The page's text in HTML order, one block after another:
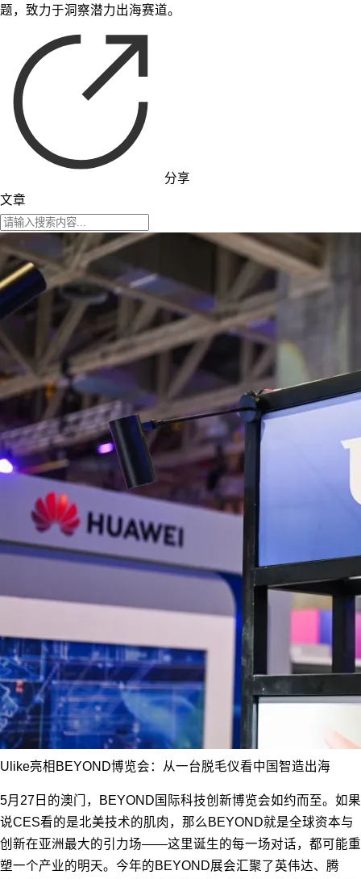
题，致力于洞察潜力出海赛道。
分享
文章
Ulike亮相BEYOND博览会：从一台脱毛仪看中国智造出海
5月27日的澳门，BEYOND国际科技创新博览会如约而至。如果
说CES看的是北美技术的肌肉，那么BEYOND就是全球资本与
创新在亚洲最大的引力场——这里诞生的每一场对话，都可能重
塑一个产业的明天。今年的BEYOND展会汇聚了英伟达、腾